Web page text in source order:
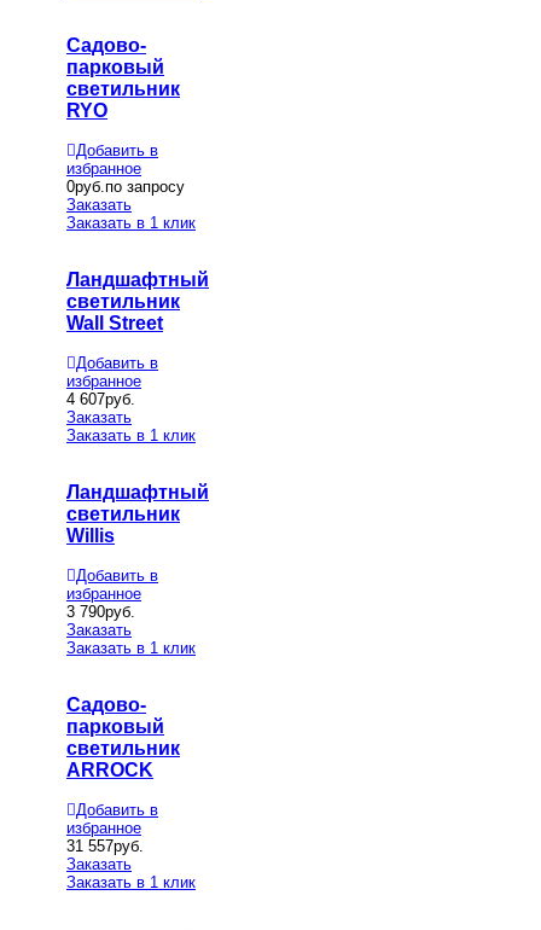
Садово-
парковый
светильник
RYO
Добавить в
избранное
0руб.по запросу
Заказать
Заказать в 1 клик
Ландшафтный
светильник
Wall Street
Добавить в
избранное
4 607руб.
Заказать
Заказать в 1 клик
Ландшафтный
светильник
Willis
Добавить в
избранное
3 790руб.
Заказать
Заказать в 1 клик
Садово-
парковый
светильник
ARROCK
Добавить в
избранное
31 557руб.
Заказать
Заказать в 1 клик